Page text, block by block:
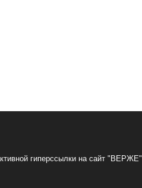
гиперссылки на сайт "ВЕРЖЕ"